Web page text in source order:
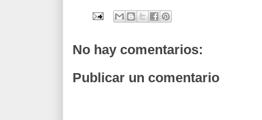
No hay comentarios:
Publicar un comentario